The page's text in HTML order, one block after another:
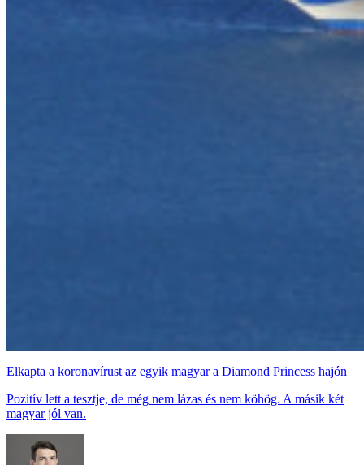
Elkapta a koronavírust az egyik magyar a Diamond Princess hajón
Pozitív lett a tesztje, de még nem lázas és nem köhög. A másik két
magyar jól van.